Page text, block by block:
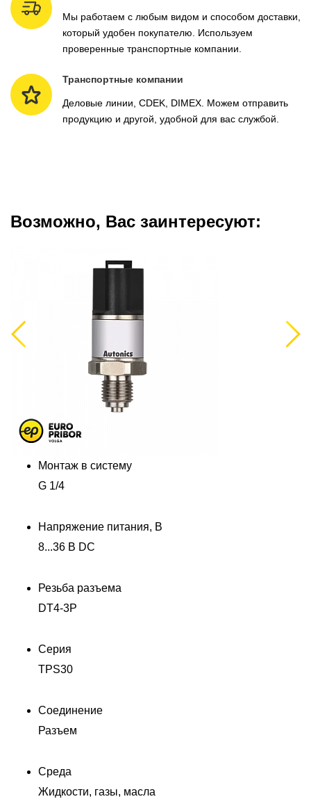
Мы работаем с любым видом и способом доставки,
который удобен покупателю. Используем
проверенные транспортные компании.
Транспортные компании
Деловые линии, CDEK, DIMEX. Можем отправить
продукцию и другой, удобной для вас службой.
Возможно, Вас заинтересуют:
Previous
Монтаж в систему
G 1/4
Напряжение питания, В
8...36 В DC
Резьба разъема
DT4-3P
Серия
TPS30
Соединение
Разъем
Среда
Жидкости, газы, масла
Next